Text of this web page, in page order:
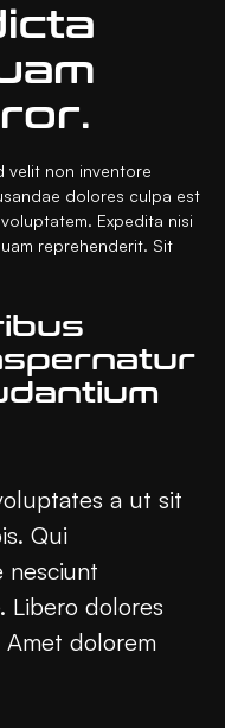
velit non inventore
dolores culpa est
Expedita nisi
reprehenderit. Sit
a ut sit
Qui
nesciunt
Libero dolores
dolorem